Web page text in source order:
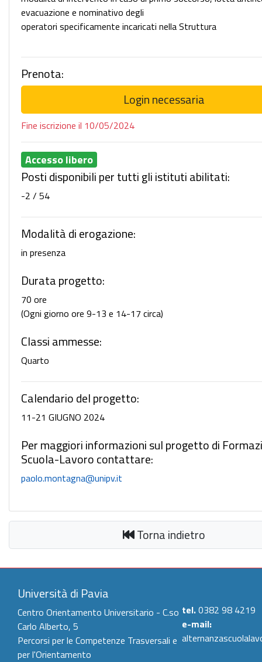
evacuazione e nominativo degli
operatori specificamente incaricati nella Struttura
Prenota:
Login necessaria
Fine iscrizione il 10/05/2024
Accesso libero
Posti disponibili per tutti gli istituti abilitati:
-2 / 54
Modalità di erogazione:
in presenza
Durata progetto:
70 ore
(Ogni giorno ore 9-13 e 14-17 circa)
Classi ammesse:
Quarto
Calendario del progetto:
11-21 GIUGNO 2024
Per maggiori informazioni sul progetto di
Scuola-Lavoro contattare:
paolo.montagna@unipv.it
Torna indietro
Università di Pavia
Centro Orientamento Universitario - C.so
Carlo Alberto, 5
Percorsi per le Competenze Trasversali e
per l'Orientamento
tel.0382 98 4219
e-mail: